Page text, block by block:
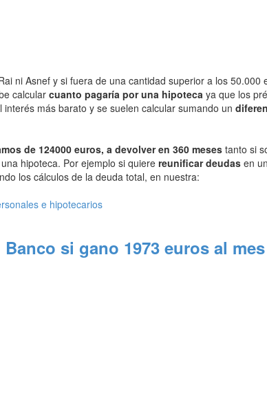
ni Asnef y si fuera de una cantidad superior a los 50.000
calcular cuanto pagaría por una hipoteca ya que los
más barato y se suelen calcular sumando un
de 124000 euros, a devolver en 360 meses tanto si
hipoteca. Por ejemplo si quiere reunificar deudas en
los cálculos de la deuda total, en nuestra:
e hipotecarios
si gano 1973 euros al